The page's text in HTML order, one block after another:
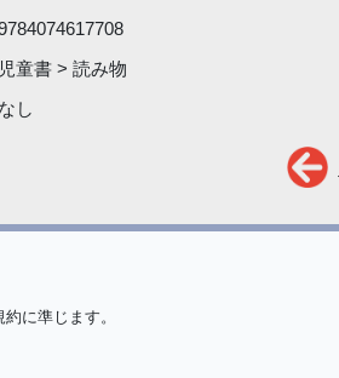
児童書 > 読み物
なし
に準じます。